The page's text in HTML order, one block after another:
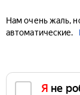
Нам очень жаль,
автоматические.
Я не